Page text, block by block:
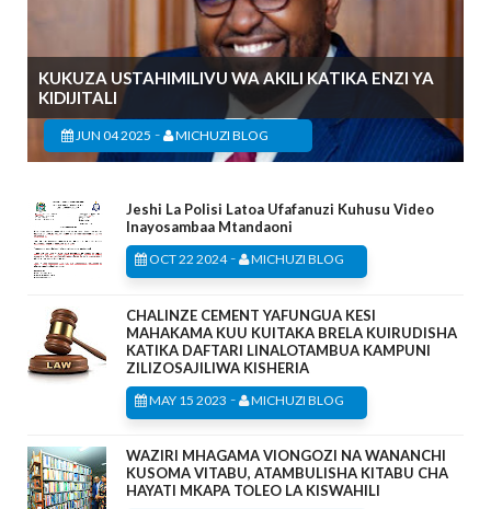
KUKUZA USTAHIMILIVU WA AKILI KATIKA ENZI YA
KIDIJITALI
JUN 04 2025 - MICHUZI BLOG
Jeshi La Polisi Latoa Ufafanuzi Kuhusu Video
Inayosambaa Mtandaoni
OCT 22 2024- MICHUZI BLOG
CHALINZE CEMENT YAFUNGUA KESI
MAHAKAMA KUU KUITAKA BRELA KUIRUDISHA
KATIKA DAFTARI LINALOTAMBUA KAMPUNI
ZILIZOSAJILIWA KISHERIA
MAY 15 2023 - MICHUZI BLOG
WAZIRI MHAGAMA VIONGOZI NA WANANCHI
KUSOMA VITABU, ATAMBULISHA KITABU CHA
HAYATI MKAPA TOLEO LA KISWAHILI